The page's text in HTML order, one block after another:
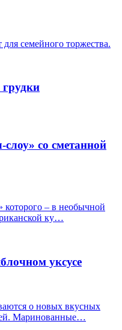
семейного торжества.
грудки
со сметанной
которого – в необычной
ку…
уксусе
о новых вкусных
Маринованные…